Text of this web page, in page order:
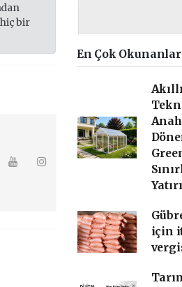
bir
En Çok Okunanlar
için